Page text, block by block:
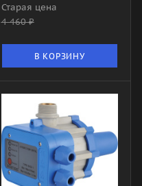
Старая цена
4 460₽
В КОРЗИНУ